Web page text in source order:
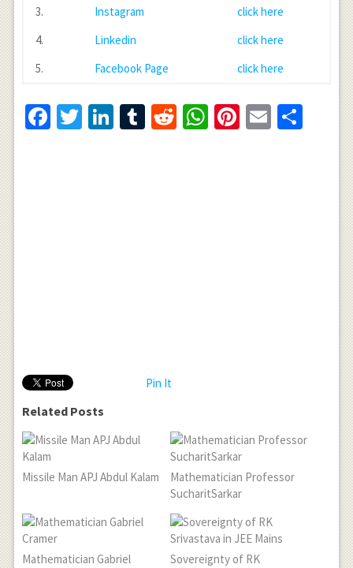
3.
Instagram
click here
4.
Linkedin
click here
5.
Facebook Page click here
Facebook
Twitter
LinkedIn
Tumblr
RedditWhatsApp
Pinterest
Email
Pin It
Related Posts
Missile Man APJ Abdul Kalam
Mathematician Professor
SucharitSarkar
Mathematician Gabriel
Sovereignty of RK